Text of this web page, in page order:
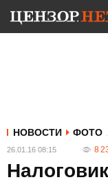
НОВОСТИ ФОТО
26.01.16 08:15 8